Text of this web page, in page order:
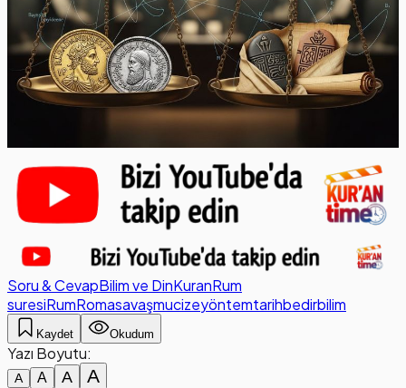
Soru & CevapBilim ve DinKuranRum
suresiRumRomasavaşmucizeyöntemtarihbedirbilim
Kaydet Okudum
Yazı Boyutu:
A A A A